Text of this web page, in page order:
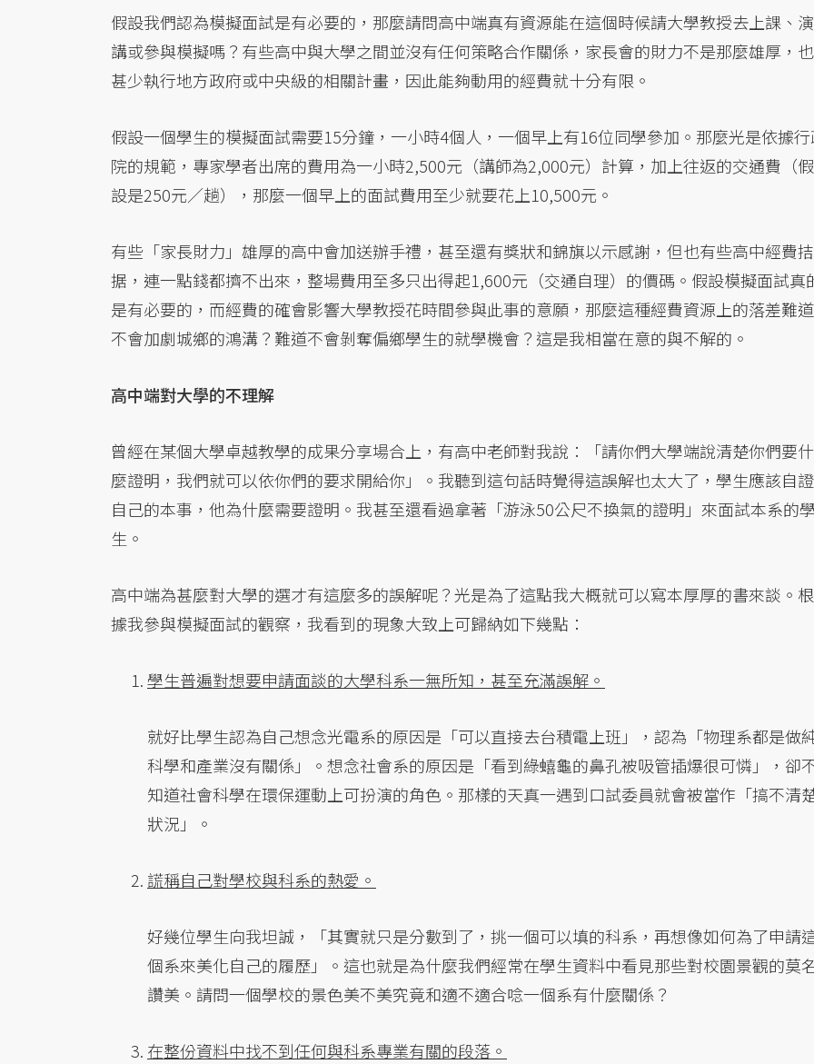
假設我們認為模擬面試是有必要的，那麼請問高中端真有資源能在這個時候請大學教授去上課、演
講或參與模擬嗎？有些高中與大學之間並沒有任何策略合作關係，家長會的財力不是那麼雄厚，也
甚少執行地方政府或中央級的相關計畫，因此能夠動用的經費就十分有限。
假設一個學生的模擬面試需要15分鐘，一小時4個人，一個早上有16位同學參加。那麼光是依據
院的規範，專家學者出席的費用為一小時2,500元（講師為2,000元）計算，加上往返的交通費（假
設是250元／趟），那麼一個早上的面試費用至少就要花上10,500元。
有些「家長財力」雄厚的高中會加送辦手禮，甚至還有獎狀和錦旗以示感謝，但也有些高中經費拮
据，連一點錢都擠不出來，整場費用至多只出得起1,600元（交通自理）的價碼。假設模擬面試真
是有必要的，而經費的確會影響大學教授花時間參與此事的意願，那麼這種經費資源上的落差難道
不會加劇城鄉的鴻溝？難道不會剝奪偏鄉學生的就學機會？這是我相當在意的與不解的。
高中端對大學的不理解
曾經在某個大學卓越教學的成果分享場合上，有高中老師對我說：「請你們大學端說清楚你們要什
麼證明，我們就可以依你們的要求開給你」。我聽到這句話時覺得這誤解也太大了，學生應該自證
自己的本事，他為什麼需要證明。我甚至還看過拿著「游泳50公尺不換氣的證明」來面試本系的
生。
高中端為甚麼對大學的選才有這麼多的誤解呢？光是為了這點我大概就可以寫本厚厚的書來談。根
據我參與模擬面試的觀察，我看到的現象大致上可歸納如下幾點：
學生普遍對想要申請面談的大學科系一無所知，甚至充滿誤解。
就好比學生認為自己想念光電系的原因是「可以直接去台積電上班」，認為「物理系都是做
科學和產業沒有關係」。想念社會系的原因是「看到綠蟢龜的鼻孔被吸管插爆很可憐」，卻
知道社會科學在環保運動上可扮演的角色。那樣的天真一遇到口試委員就會被當作「搞不清
狀況」。
謊稱自己對學校與科系的熱愛。
好幾位學生向我坦誠，「其實就只是分數到了，挑一個可以填的科系，再想像如何為了申請
個系來美化自己的履歷」。這也就是為什麼我們經常在學生資料中看見那些對校園景觀的莫
讚美。請問一個學校的景色美不美究竟和適不適合唸一個系有什麼關係？
在整份資料中找不到任何與科系專業有關的段落。